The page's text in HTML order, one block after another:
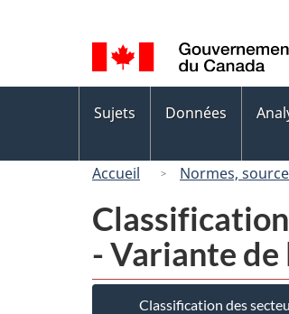
de
la
langue
des
Sujets Données
Accueil Normes,
- Variante de
Classification des